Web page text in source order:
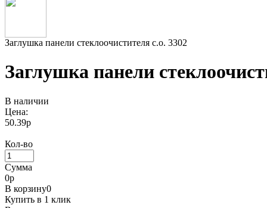
Заглушка панели стеклоочистителя с.о. 3302
Заглушка панели
В наличии
Цена:
50.39р
Кол-во
Сумма
0р
В корзину0
Купить в 1 клик